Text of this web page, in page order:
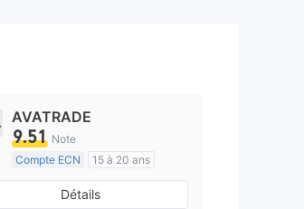
AVATRADE
9.51 Note
Compte ECN
15 à 20 ans
Réglementation de Australie
Market Making (MM)
Détails